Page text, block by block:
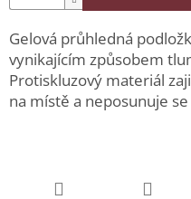
Gelová průhledná
vynikajícím způsobem
Protiskluzový materiál
na místě a neposunuje